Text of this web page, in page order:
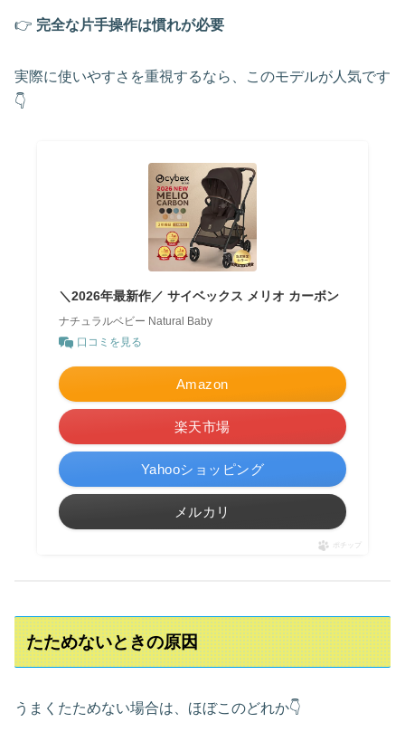
👉 完全な片手操作は慣れが必要
実際に使いやすさを重視するなら、このモデルが人気です
👇
＼2026年最新作／ サイベックス メリオ カーボン
ナチュラルベビー Natural Baby
口コミを見る
Amazon
楽天市場
Yahooショッピング
メルカリ
ポチップ
たためないときの原因
うまくたためない場合は、ほぼこのどれか👇